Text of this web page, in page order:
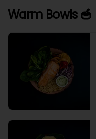
Warm Bowls 🥣